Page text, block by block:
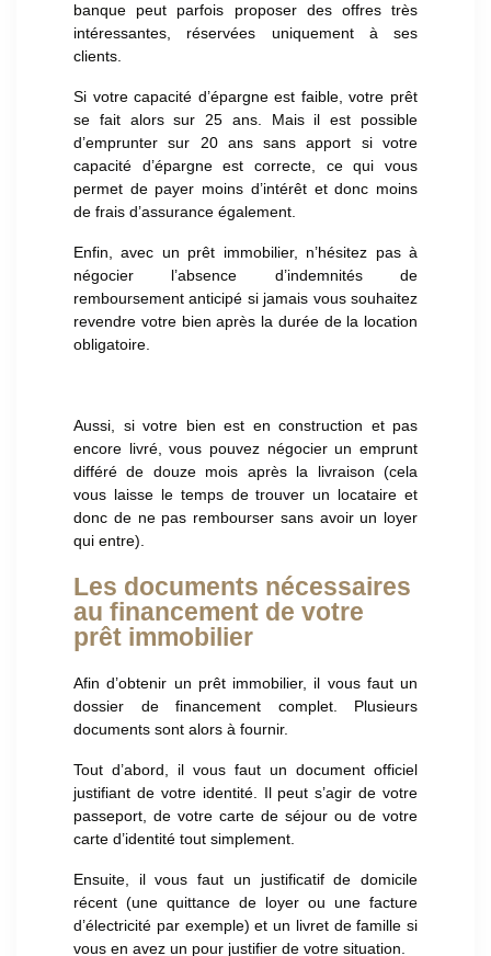
banque peut parfois proposer des offres très
intéressantes, réservées uniquement à ses
clients.
Si votre capacité d’épargne est faible, votre prêt
se fait alors sur 25 ans. Mais il est possible
d’emprunter sur 20 ans sans apport si votre
capacité d’épargne est correcte, ce qui vous
permet de payer moins d’intérêt et donc moins
de frais d’assurance également.
Enfin, avec un prêt immobilier, n’hésitez pas à
négocier l’absence d’indemnités de
remboursement anticipé si jamais vous souhaitez
revendre votre bien après la durée de la location
obligatoire.
Aussi, si votre bien est en construction et pas
encore livré, vous pouvez négocier un emprunt
différé de douze mois après la livraison (cela
vous laisse le temps de trouver un locataire et
donc de ne pas rembourser sans avoir un loyer
qui entre).
Les documents nécessaires
au financement de votre
prêt immobilier
Afin d’obtenir un prêt immobilier, il vous faut un
dossier de financement complet. Plusieurs
documents sont alors à fournir.
Tout d’abord, il vous faut un document officiel
justifiant de votre identité. Il peut s’agir de votre
passeport, de votre carte de séjour ou de votre
carte d’identité tout simplement.
Ensuite, il vous faut un justificatif de domicile
récent (une quittance de loyer ou une facture
d’électricité par exemple) et un livret de famille si
vous en avez un pour justifier de votre situation.